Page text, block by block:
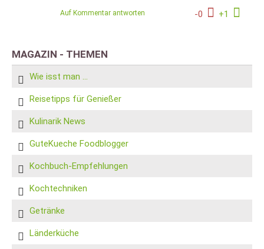
-0 +1
Auf Kommentar antworten
MAGAZIN - THEMEN
Wie isst man ...
Reisetipps für Genießer
Kulinarik News
GuteKueche Foodblogger
Kochbuch-Empfehlungen
Kochtechniken
Getränke
Länderküche